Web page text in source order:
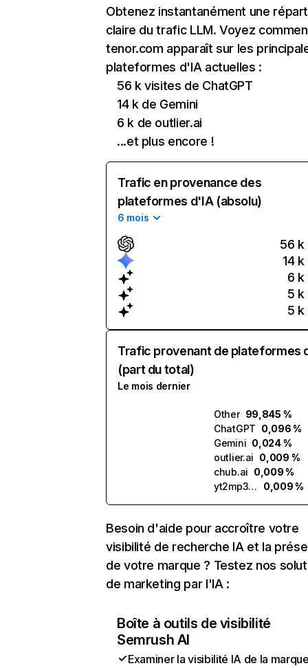
Obtenez instantanément une
claire du trafic LLM. Voyez
tenor.com apparaît sur les
plateformes d'IA actuelles :
56 k visites de ChatGPT
14 k de Gemini
6 k de outlier.ai
...et plus encore !
Trafic en provenance des
plateformes d'IA (absolu)
6 mois
56 k
14 k
6 k
5 k
5 k
Trafic provenant de plateformes
(part du total)
Le mois dernier
Other 99,845 %
ChatGPT 0,096 %
Gemini 0,024 %
outlier.ai 0,009 %
chub.ai 0,009 %
yt2mp3.ai
0,009 %
Besoin d'aide pour accroître votre
visibilité de recherche IA et la
de votre marque ? Testez nos
de marketing par l'IA :
Boîte à outils de visibilité
Semrush AI
Examiner la visibilité IA de la